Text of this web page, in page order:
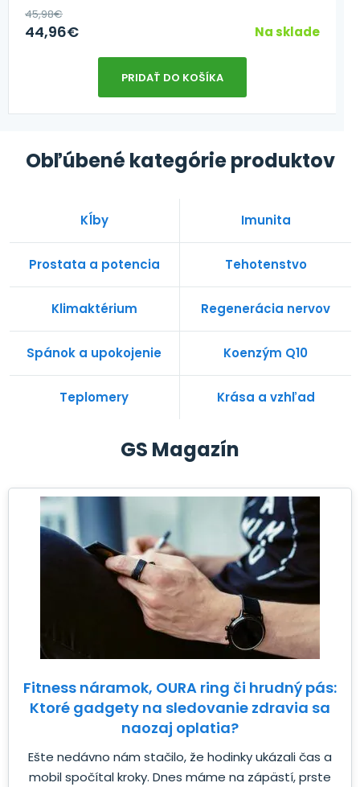
45,98€
44,96€ Na sklade
PRIDAŤ DO KOŠÍKA
Obľúbené kategórie produktov
Kĺby Imunita
Prostata a potencia Tehotenstvo
Klimaktérium Regenerácia nervov
Spánok a upokojenie Koenzým Q10
Teplomery Krása a vzhľad
GS Magazín
Fitness náramok, OURA ring či hrudný pás:
Ktoré gadgety na sledovanie zdravia sa
naozaj oplatia?
Ešte nedávno nám stačilo, že hodinky ukázali čas a
mobil spočítal kroky. Dnes máme na zápästí, prste